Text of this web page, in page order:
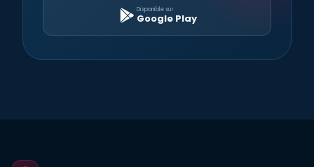
Disponible sur
Google Play